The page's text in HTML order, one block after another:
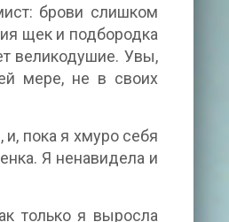
брови слишком
щек и подбородка
великодушие. Увы,
мере, не в своих
пока я хмуро себя
Я ненавидела и
только я выросла